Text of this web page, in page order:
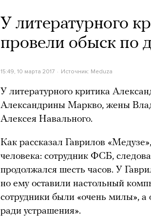
У литературного
провели обыск по
15:49, 10 марта 2017 Источник: Meduza
У литературного критика
Александрины Маркво, жены
Алексея Навального.
Как рассказал Гаврилов
человека: сотрудник ФСБ,
продолжался шесть часов. У
но ему оставили настольный
сотрудники были «очень милы»,
ради устрашения».